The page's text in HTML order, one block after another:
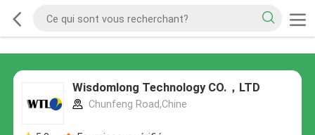
Wisdomlong Technology CO.，LTD
Chunfeng Road,Chine